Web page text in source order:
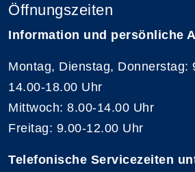
Öffnungszeiten
Information und persönliche
Montag, Dienstag, Donnerstag:
14.00-18.00 Uhr
Mittwoch: 8.00-14.00 Uhr
Freitag: 9.00-12.00 Uhr
Telefonische Servicezeiten